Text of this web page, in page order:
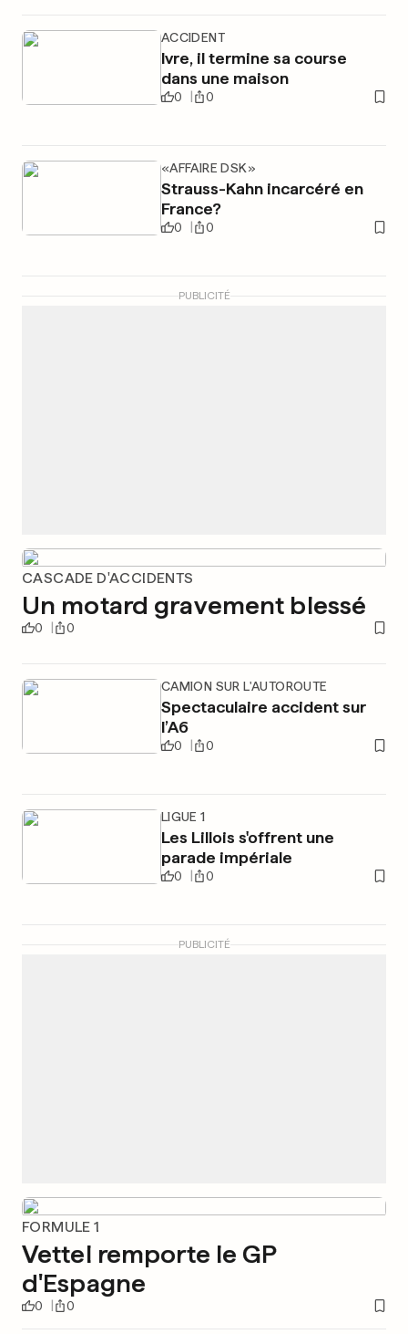
ACCIDENT
Ivre, il termine sa course
dans une maison
0 0
«AFFAIRE DSK»
Strauss-Kahn incarcéré en
France?
0 0
PUBLICITÉ
CASCADE D'ACCIDENTS
Un motard gravement blessé
0 0
CAMION SUR L'AUTOROUTE
Spectaculaire accident sur
l’A6
0 0
LIGUE 1
Les Lillois s'offrent une
parade impériale
0 0
PUBLICITÉ
FORMULE 1
Vettel remporte le GP
d'Espagne
0 0